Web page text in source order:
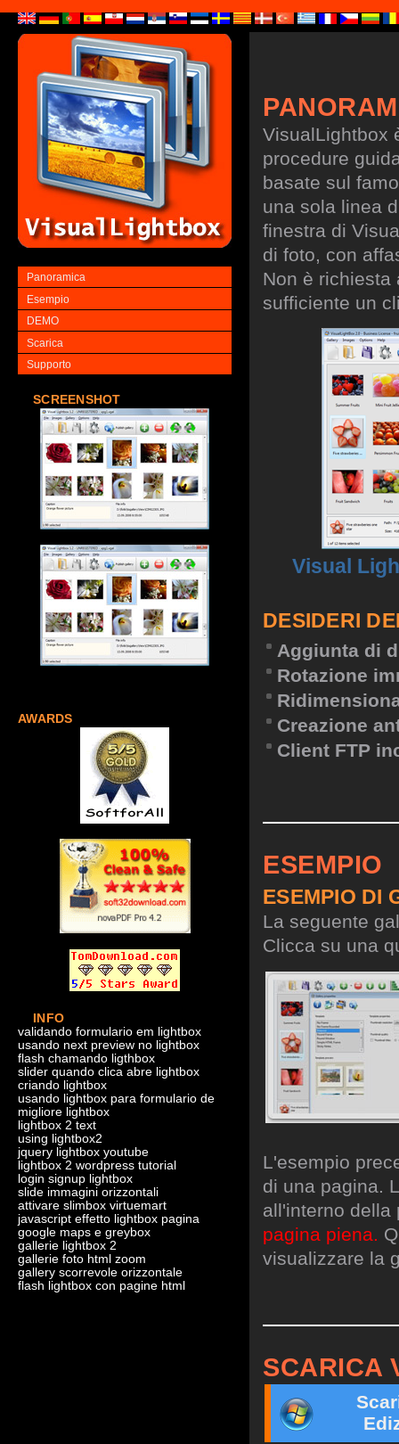
Panoramica
Esempio
DEMO
Scarica
Supporto
SCREENSHOT
AWARDS
INFO
validando formulario em lightbox
usando next preview no lightbox
flash chamando ligthbox
slider quando clica abre lightbox
criando lightbox
usando lightbox para formulario de
migliore lightbox
lightbox 2 text
using lightbox2
jquery lightbox youtube
lightbox 2 wordpress tutorial
login signup lightbox
slide immagini orizzontali
attivare slimbox virtuemart
javascript effetto lightbox pagina
google maps e greybox
gallerie lightbox 2
gallerie foto html zoom
gallery scorrevole orizzontale
flash lightbox con pagine html
VisualLightbox
procedure
basate sul
una sola linea
finestra di
di foto, con
Non è richiesta
sufficiente un
Visual
DESIDERI
Aggiunta di
Rotazione
Creazione
Client FTP
ESEMPIO
ESEMPIO DI
La seguente
Clicca su una
L'esempio
di una pagina.
all'interno
pagina piena.
visualizzare la
SCARICA